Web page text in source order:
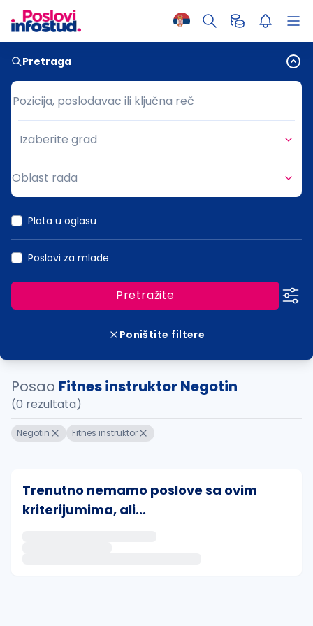
Pretraga
Pozicija, poslodavac ili ključna reč
Pozicija, poslodavac ili ključna reč
Grad
Izaberite grad
Oblast rada
Plata u oglasu
Poslovi za mlade
Pretražite
Poništite filtere
Posao Fitnes instruktor Negotin
(0 rezultata)
Negotin Fitnes instruktor
Trenutno nemamo poslove sa ovim
kriterijumima, ali...